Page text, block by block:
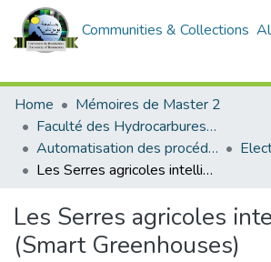
Communities & Collections
Home
Mémoires de Master 2
Faculté des Hydrocarbures et de la Chimie
Automatisation des procédés industriels et électrification
Les Serres agricoles intelligentes (Smart Greenhouses)
Les Serres agricoles
(Smart Greenhouses)